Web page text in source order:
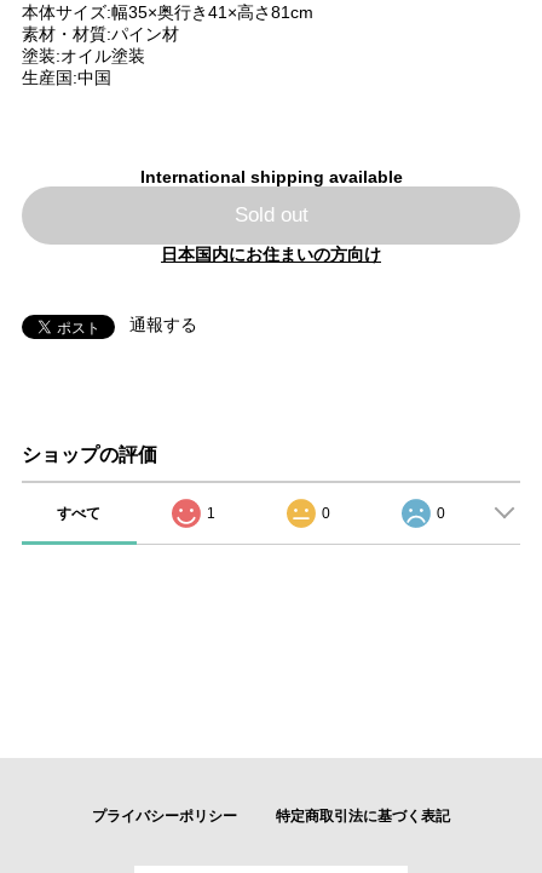
本体サイズ:幅35×奥行き41×高さ81cm
素材・材質:パイン材
塗装:オイル塗装
生産国:中国
International shipping available
Sold out
日本国内にお住まいの方向け
通報する
ショップの評価
すべて 1 0 0
プライバシーポリシー 特定商取引法に基づく表記